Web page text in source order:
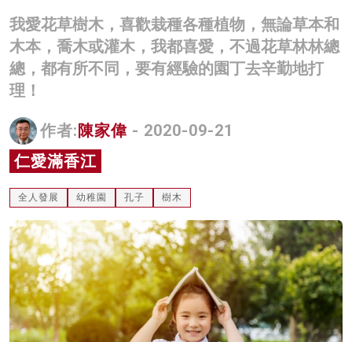
商業
科技
名家榜
灼見活動
關於我們
我愛花草樹木，喜歡栽種各種植物，無論草本和
木本，喬木或灌木，我都喜愛，不過花草林林總
總，都有所不同，要有經驗的園丁去辛勤地打
理！
作者: 陳家偉 - 2020-09-21
仁愛滿香江
全人發展 幼稚園 孔子 樹木